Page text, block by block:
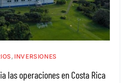
INVERSIONES
las operaciones en Costa Rica